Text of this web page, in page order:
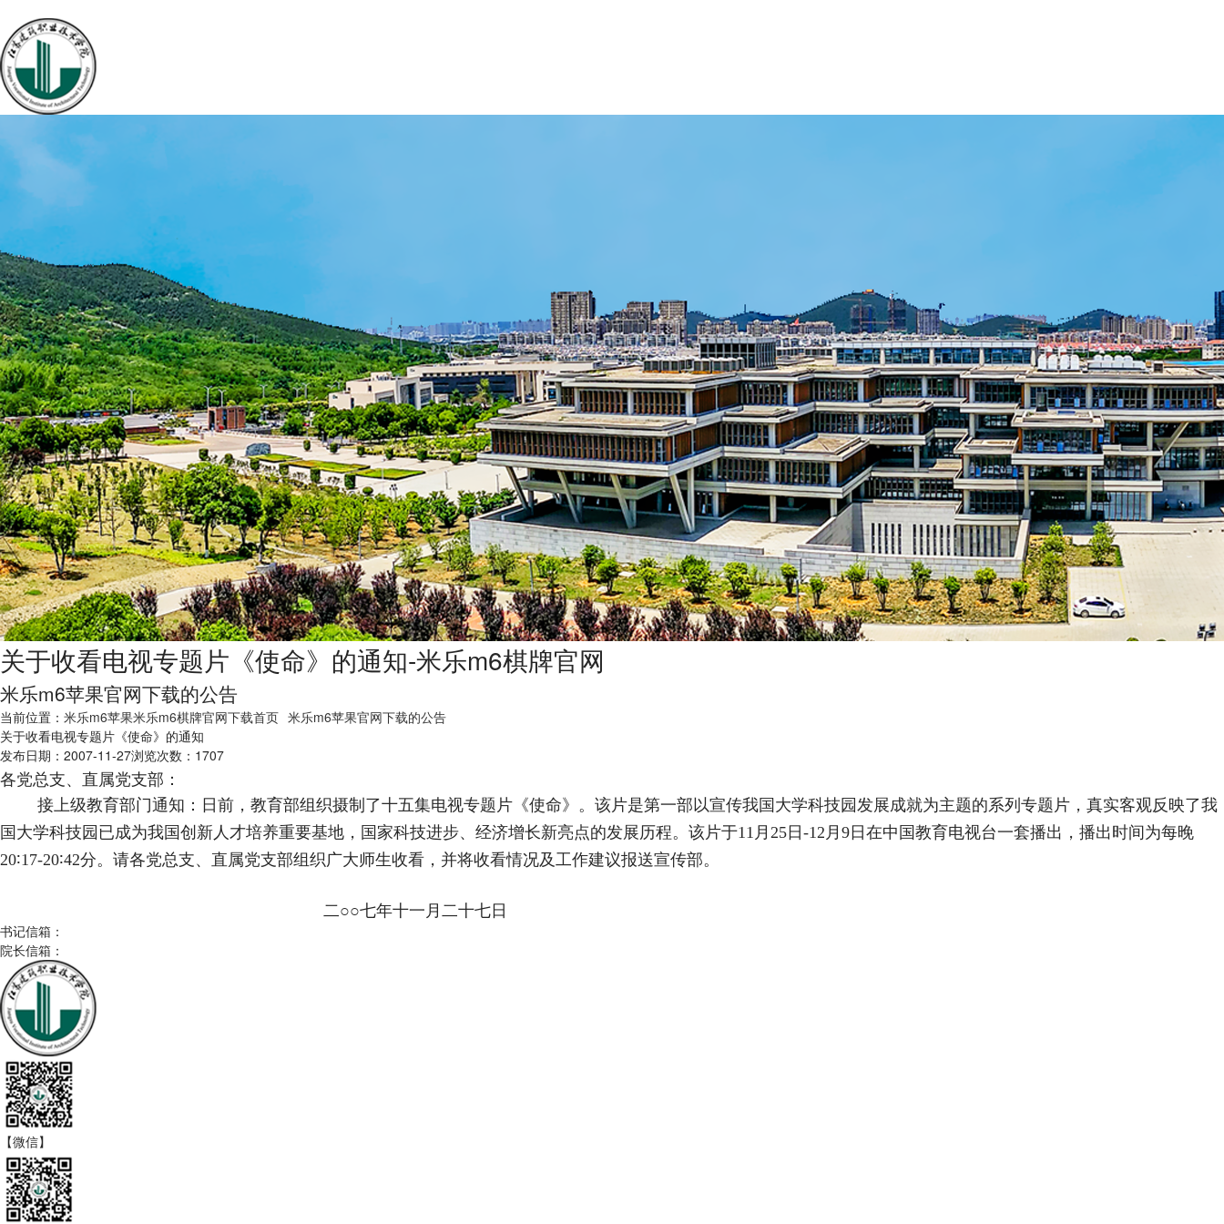
关于收看电视专题片《使命》的通知-米乐m6棋牌官网
米乐m6苹果官网下载的公告
当前位置： 米乐m6苹果米乐m6棋牌官网下载首页 米乐m6苹果官网下载的公告
关于收看电视专题片《使命》的通知
发布日期：2007-11-27浏览次数： 1707
各党总支、直属党支部：
接上级教育部门通知：日前，教育部组织摄制了十五集电视专题片《使命》。该片是第一部以宣传我国大学科技园发展成就为主题的系列专题片，真实客观反映了我
国大学科技园已成为我国创新人才培养重要基地，国家科技进步、经济增长新亮点的发展历程。该片于11 月 25 日 -12 月 9 日 在中国教育电视台一套播出，播出时间为每晚
20∶17-20∶42分。请各党总支、直属党支部组织广大师生收看，并将收看情况及工作建议报送宣传部。
二○○七年十一月二十七日
书记信箱：
院长信箱：
【微信】